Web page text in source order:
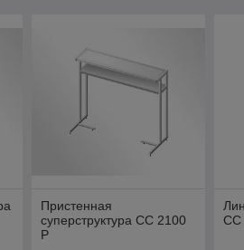
Пристенная
суперструктура CC 2100
P